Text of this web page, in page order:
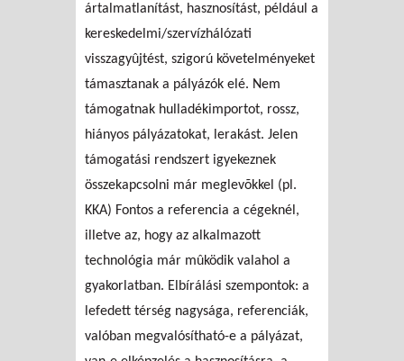
ártalmatlanítást, hasznosítást, például a
kereskedelmi/szervízhálózati
visszagyûjtést, szigorú követelményeket
támasztanak a pályázók elé. Nem
támogatnak hulladékimportot, rossz,
hiányos pályázatokat, lerakást. Jelen
támogatási rendszert igyekeznek
összekapcsolni már meglevõkkel (pl.
KKA) Fontos a referencia a cégeknél,
illetve az, hogy az alkalmazott
technológia már mûködik valahol a
gyakorlatban. Elbírálási szempontok: a
lefedett térség nagysága, referenciák,
valóban megvalósítható-e a pályázat,